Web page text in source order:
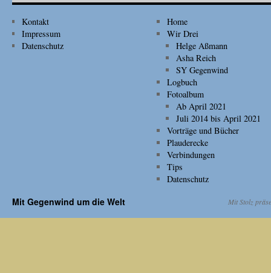
Kontakt
Impressum
Datenschutz
Home
Wir Drei
Helge Aßmann
Asha Reich
SY Gegenwind
Logbuch
Fotoalbum
Ab April 2021
Juli 2014 bis April 2021
Vorträge und Bücher
Plauderecke
Verbindungen
Tips
Datenschutz
Mit Gegenwind um die Welt Mit Stolz